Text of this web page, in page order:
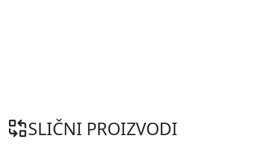
SLIČNI PROIZVODI